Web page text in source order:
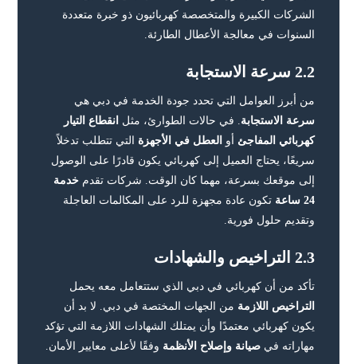
الشركات الكبيرة والمتخصصة كهربائيون ذو خبرة متعددة
السنوات في معالجة الأعطال الطارئة.
2.2 سرعة الاستجابة
من أبرز العوامل التي تحدد جودة الخدمة في دبي هي
سرعة الاستجابة . في حالات الطوارئ، مثل انقطاع التيار
كهربائي المفاجئ أو العطل في الأجهزة التي تتطلب تدخلاً
سريعًا، يحتاج العميل إلى كهربائي يكون قادرًا على الوصول
إلى موقعك بسرعة، مهما كان الوقت. شركات تقدمخدمة
24 ساعة
تكون عادة مجهزة للرد على المكالمات العاجلة
وتقديم حلول فورية.
2.3 التراخيص والشهادات
تأكد من أن كهربائي في دبي الذي ستتعامل معه يحمل
التراخيص اللازمة من الجهات المختصة في دبي. لا بد أن
يكون كهربائي معتمدًا وأن يمتلك الشهادات اللازمة التي تؤكد
مهاراته فيصيانة وإصلاح الأنظمة وفقًا لأعلى معايير الأمان.